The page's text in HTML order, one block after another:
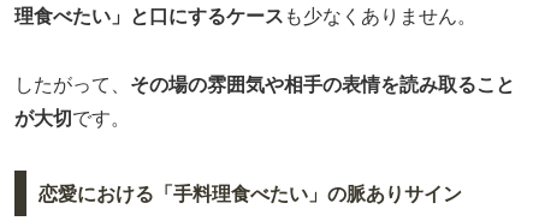
理食べたい」と口にするケース も少なくありません。
したがって、 その場の雰囲気や相手の表情を読み取ること
が大切 です。
恋愛における「手料理食べたい」の脈ありサイン